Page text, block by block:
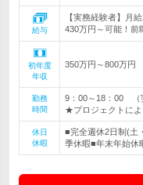
給与
【実務経験者】月
430万円～可能！前
初年度
年収
350万円～800万円
勤務
時間
9：00～18：00 （
★プロジェクトに
休日
休暇
■完全週休2日制(土
季休暇■年末年始休